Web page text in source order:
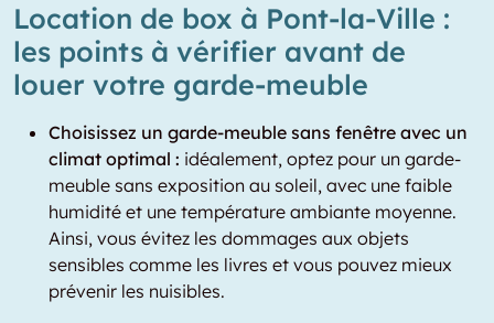
Location de box à Pont-la-Ville :
les points à vérifier avant de
louer votre garde-meuble
Choisissez un garde-meuble sans fenêtre avec un
climat optimal : idéalement, optez pour un garde-
meuble sans exposition au soleil, avec une faible
humidité et une température ambiante moyenne.
Ainsi, vous évitez les dommages aux objets
sensibles comme les livres et vous pouvez mieux
prévenir les nuisibles.